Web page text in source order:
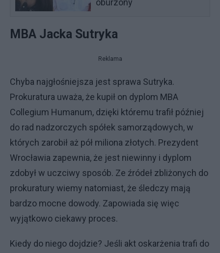
oburzony
MBA Jacka Sutryka
Reklama
Chyba najgłośniejsza jest sprawa Sutryka.
Prokuratura uważa, że kupił on dyplom MBA
Collegium Humanum, dzięki któremu trafił później
do rad nadzorczych spółek samorządowych, w
których zarobił aż pół miliona złotych. Prezydent
Wrocławia zapewnia, że jest niewinny i dyplom
zdobył w uczciwy sposób. Ze źródeł zbliżonych do
prokuratury wiemy natomiast, że śledczy mają
bardzo mocne dowody. Zapowiada się więc
wyjątkowo ciekawy proces.
Kiedy do niego dojdzie? Jeśli akt oskarżenia trafi do